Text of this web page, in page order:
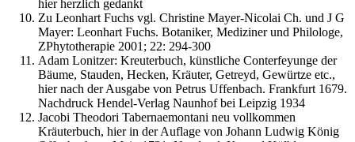
hier herzlich gedankt
Zu Leonhart Fuchs vgl. Christine Mayer-Nicolai Ch. und J G
Mayer: Leonhart Fuchs. Botaniker, Mediziner und Philologe,
ZPhytotherapie 2001; 22: 294-300
Adam Lonitzer: Kreuterbuch, künstliche Conterfeyunge der
Bäume, Stauden, Hecken, Kräuter, Getreyd, Gewürtze etc.,
hier nach der Ausgabe von Petrus Uffenbach. Frankfurt 1679.
Nachdruck Hendel-Verlag Naunhof bei Leipzig 1934
Jacobi Theodori Tabernaemontani neu vollkommen
Kräuterbuch, hier in der Auflage von Johann Ludwig König